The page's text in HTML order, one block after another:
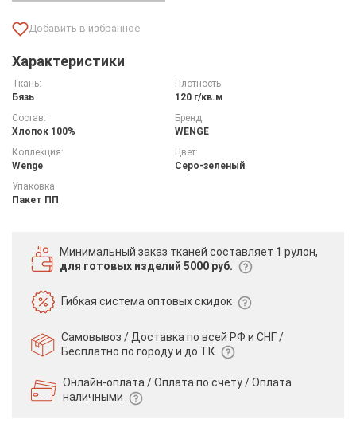
Характеристики
Ткань:
Бязь
Плотность:
120 г/кв.м
Состав:
Хлопок 100%
Бренд:
WENGE
Коллекция:
Wenge
Цвет:
Серо-зеленый
Упаковка:
Пакет ПП
Минимальный заказ тканей составляет 1 рулон,
для готовых изделий 5000 руб.
Гибкая системаоптовых скидок
Самовывоз / Доставка по всей РФ и СНГ /
Бесплатно по городу и до ТК
Онлайн-оплата / Оплата по счету /Оплата
наличными